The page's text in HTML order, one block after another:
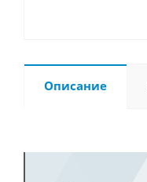
Описание